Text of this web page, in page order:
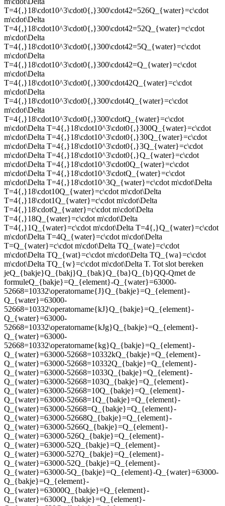
T=4{,}18\cdot10^3\cdot0{,}300\cdot42=526Q_{water}=c\cdot
m\cdot\Delta
T=4{,}18\cdot10^3\cdot0{,}300\cdot42=52Q_{water}=c\cdot
m\cdot\Delta
T=4{,}18\cdot10^3\cdot0{,}300\cdot42=5Q_{water}=c\cdot
m\cdot\Delta
T=4{,}18\cdot10^3\cdot0{,}300\cdot42=Q_{water}=c\cdot
m\cdot\Delta
T=4{,}18\cdot10^3\cdot0{,}300\cdot42Q_{water}=c\cdot
m\cdot\Delta
T=4{,}18\cdot10^3\cdot0{,}300\cdot4Q_{water}=c\cdot
m\cdot\Delta
T=4{,}18\cdot10^3\cdot0{,}300\cdotQ_{water}=c\cdot
m\cdot\Delta T=4{,}18\cdot10^3\cdot0{,}300Q_{water}=c\cdot
m\cdot\Delta T=4{,}18\cdot10^3\cdot0{,}30Q_{water}=c\cdot
m\cdot\Delta T=4{,}18\cdot10^3\cdot0{,}3Q_{water}=c\cdot
m\cdot\Delta T=4{,}18\cdot10^3\cdot0{,}Q_{water}=c\cdot
m\cdot\Delta T=4{,}18\cdot10^3\cdot0Q_{water}=c\cdot
m\cdot\Delta T=4{,}18\cdot10^3\cdotQ_{water}=c\cdot
m\cdot\Delta T=4{,}18\cdot10^3Q_{water}=c\cdot m\cdot\Delta
T=4{,}18\cdot10Q_{water}=c\cdot m\cdot\Delta
T=4{,}18\cdot1Q_{water}=c\cdot m\cdot\Delta
T=4{,}18\cdotQ_{water}=c\cdot m\cdot\Delta
T=4{,}18Q_{water}=c\cdot m\cdot\Delta
T=4{,}1Q_{water}=c\cdot m\cdot\Delta T=4{,}Q_{water}=c\cdot
m\cdot\Delta T=4Q_{water}=c\cdot m\cdot\Delta
T=Q_{water}=c\cdot m\cdot\Delta TQ_{wate}=c\cdot
m\cdot\Delta TQ_{wat}=c\cdot m\cdot\Delta TQ_{wa}=c\cdot
m\cdot\Delta TQ_{w}=c\cdot m\cdot\Delta T. Tot slot bereken
jeQ_{bakje}Q_{bakj}Q_{bak}Q_{ba}Q_{b}QQ-Qmet de
formuleQ_{bakje}=Q_{element}-Q_{water}=63000-
52668=10332\operatorname{J}Q_{bakje}=Q_{element}-
Q_{water}=63000-
52668=10332\operatorname{kJ}Q_{bakje}=Q_{element}-
Q_{water}=63000-
52668=10332\operatorname{kJg}Q_{bakje}=Q_{element}-
Q_{water}=63000-
52668=10332\operatorname{kg}Q_{bakje}=Q_{element}-
Q_{water}=63000-52668=10332kQ_{bakje}=Q_{element}-
Q_{water}=63000-52668=10332Q_{bakje}=Q_{element}-
Q_{water}=63000-52668=1033Q_{bakje}=Q_{element}-
Q_{water}=63000-52668=103Q_{bakje}=Q_{element}-
Q_{water}=63000-52668=10Q_{bakje}=Q_{element}-
Q_{water}=63000-52668=1Q_{bakje}=Q_{element}-
Q_{water}=63000-52668=Q_{bakje}=Q_{element}-
Q_{water}=63000-52668Q_{bakje}=Q_{element}-
Q_{water}=63000-5266Q_{bakje}=Q_{element}-
Q_{water}=63000-526Q_{bakje}=Q_{element}-
Q_{water}=63000-52Q_{bakje}=Q_{element}-
Q_{water}=63000-527Q_{bakje}=Q_{element}-
Q_{water}=63000-52Q_{bakje}=Q_{element}-
Q_{water}=63000-5Q_{bakje}=Q_{element}-Q_{water}=63000-
Q_{bakje}=Q_{element}-
Q_{water}=63000Q_{bakje}=Q_{element}-
Q_{water}=6300Q_{bakje}=Q_{element}-